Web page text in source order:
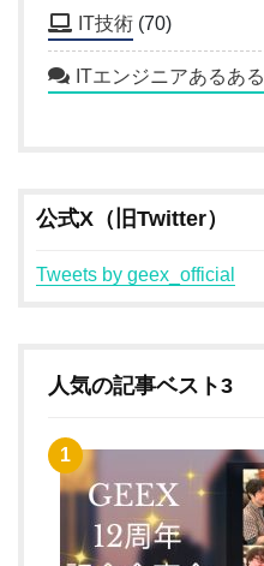
IT技術 (70)
ITエンジニアあるある
公式X（旧Twitter）
Tweets by geex_official
人気の記事ベスト3